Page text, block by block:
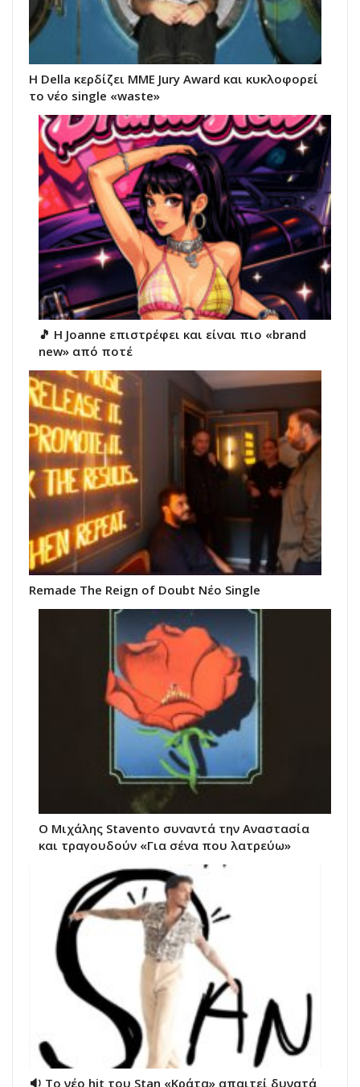
Η Della κερδίζει MME Jury Award και κυκλοφορεί
το νέο single «waste»​
🎵 H Joanne επιστρέφει και είναι πιο «brand
new» από ποτέ
Remade The Reign of Doubt Νέο Single
Ο Μιχάλης Stavento συναντά την Αναστασία
και τραγουδούν «Για σένα που λατρεύω»
🔉 Το νέο hit του Stan «Κράτα» απαιτεί δυνατά